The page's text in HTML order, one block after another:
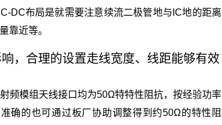
DC布局是就需要注意续流二极管地与IC地的距离
靠近等。
，合理的设置走线宽度、线距能够有效
频模组天线接口均为50Ω特特性阻抗，按经验功率
确的也可通过板厂协助调整得到约50Ω的特性阻